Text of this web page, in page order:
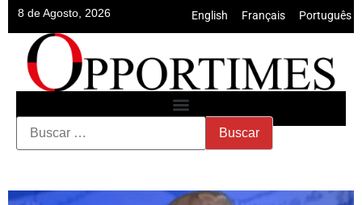
8 de Agosto, 2026 English Français Português